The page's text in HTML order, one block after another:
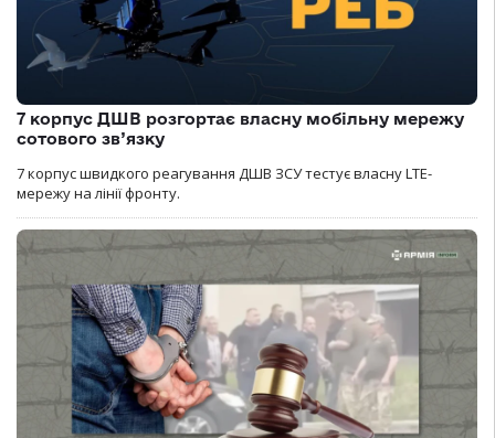
7 корпус ДШВ розгортає власну мобільну мережу
сотового зв’язку
7 корпус швидкого реагування ДШВ ЗСУ тестує власну LTE-
мережу на лінії фронту.